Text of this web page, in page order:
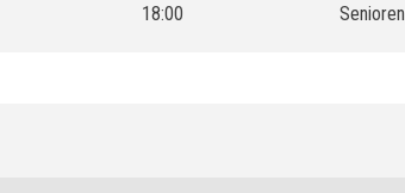
18:00 Senioren